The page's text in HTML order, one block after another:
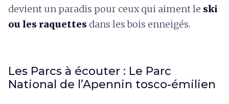
devient un paradis pour ceux qui aiment le ski
ou les raquettes dans les bois enneigés.
Les Parcs à écouter : Le Parc
National de l’Apennin tosco-émilien